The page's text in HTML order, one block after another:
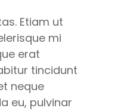
Etiam ut
mi
erat
tincidunt
neque
eu, pulvinar